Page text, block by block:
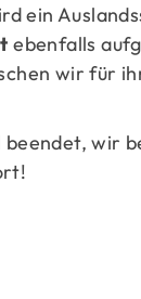
ein
ebenfalls
wir für
wir